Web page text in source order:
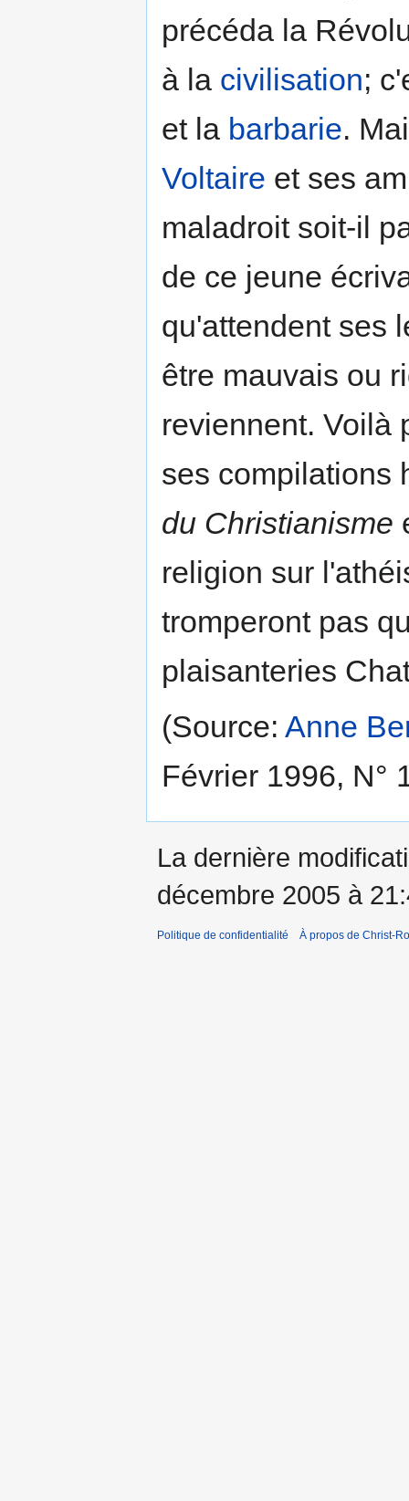
précéda la
à la civilisation;
et la barbarie.
Voltaire et ses
maladroit soit-il
de ce jeune
qu'attendent ses
être mauvais ou
reviennent. Voilà
ses compilations
du Christianisme
religion sur
tromperont pas
plaisanteries
(Source: Anne
Février 1996, N°
La dernière
décembre 2005 à
Politique de confidentialité À propos de Christ-